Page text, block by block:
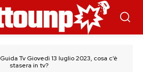
Guida Tv Giovedì 13 luglio 2023, cosa c’è
stasera in tv?